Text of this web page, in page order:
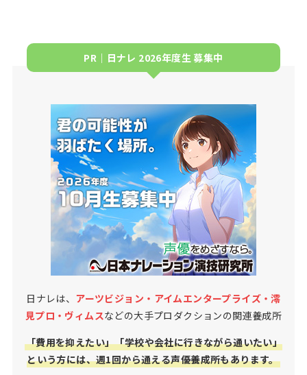
PR｜日ナレ 2026年度生 募集中
日ナレは、 アーツビジョン・アイムエンタープライズ・澪
見プロ・ヴィムスなどの大手プロダクションの関連養成所
「費用を抑えたい」「学校や会社に行きながら通いたい」
という方には、週1回から通える声優養成所もあります。